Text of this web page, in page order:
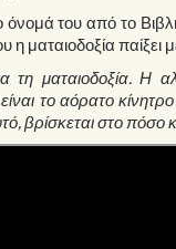
όνομά του από το
η ματαιοδοξία παίξει
τη ματαιοδοξία. Η
το αόρατο
βρίσκεται στο πόσο